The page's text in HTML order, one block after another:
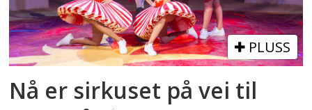
PLUSS
Nå er sirkuset på vei til